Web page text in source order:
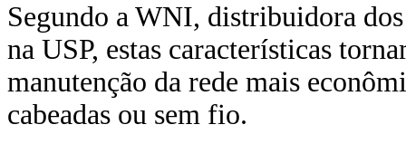
Segundo a WNI, distribuidora
na USP, estas características
manutenção da rede mais
cabeadas ou sem fio.